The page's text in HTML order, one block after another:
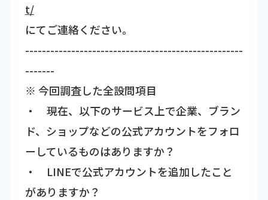
t/
にてご連絡ください。
----------------------------------------------------
-------
※ 今回調査した全設問項目
・ 現在、以下のサービス上で企業、ブラン
ド、ショップなどの公式アカウントをフォロ
ーしているものはありますか？
・ LINEで公式アカウントを追加したこと
がありますか？